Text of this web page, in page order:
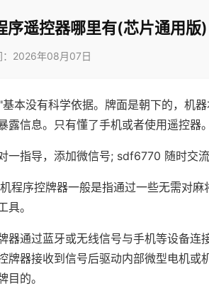
序遥控器哪里有(芯片通用版)
：2026年08月07日
本没有科学依据。牌面是朝下的，机
信息。只有懂了手机或者使用遥控器。
一指导，添加微信号; sdf6770 随时交流
程序控牌器一般是指通过一些无需对麻
。
器通过蓝牙或无线信号与手机等设备连
牌器接收到信号后驱动内部微型电机或
的。